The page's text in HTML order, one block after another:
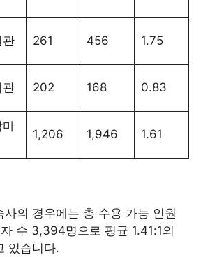
관 261 456 1.75
관 202 168 0.83
마
1,206 1,946 1.61
사의 경우에는 총 수용 가능 인원
수 3,394명으로 평균 1.41:1의
있습니다.